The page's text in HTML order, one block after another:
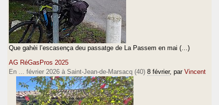
Que gahèi l’escasença deu passatge de La Passem en mai (…)
AG RéGasPros 2025
En ... février 2026 à Saint-Jean-de-Marsacq (40) 8 février, par Vincent